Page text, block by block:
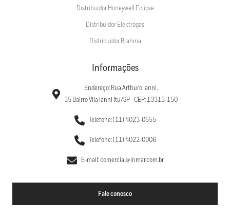
Distribuidor Honeywell Eclipse
Distribuidor Elektrogas
Distribuidor Brahma
Informações
Endereço: Rua Arthuro Ianni,
35 Bairro Vila Ianni Itu/SP - CEP: 13313-150
Telefone: (11) 4023-0555
Telefone: (11) 4022-0006
E-mail: comercial@inmar.com.br
Fale conosco